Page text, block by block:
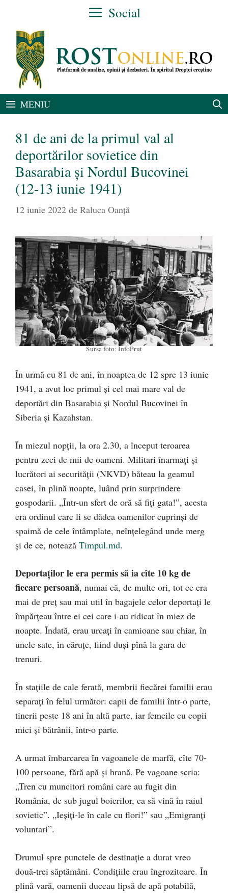
conținut
Social
MENIU
81 de ani de la primul val al
deportărilor sovietice din
Basarabia şi Nordul Bucovinei
(12-13 iunie 1941)
12 iunie 2022 de Raluca Oanță
Sursa foto: InfoPrut
În urmă cu 81 de ani, în noaptea de 12 spre 13 iunie
1941, a avut loc primul și cel mai mare val de
deportări din Basarabia şi Nordul Bucovinei în
Siberia şi Kazahstan.
În miezul nopții, la ora 2.30, a început teroarea
pentru zeci de mii de oameni. Militari înarmaţi şi
lucrători ai securităţii (NKVD) băteau la geamul
casei, în plină noapte, luând prin surprindere
gospodarii. „Într-un sfert de oră să fiţi gata!”, acesta
era ordinul care li se dădea oamenilor cuprinşi de
spaimă de cele întâmplate, neînţelegând unde merg
şi de ce, notează Timpul.md.
Deportaţilor le era permis să ia cîte 10 kg de
fiecare persoană, numai că, de multe ori, tot ce era
mai de preţ sau mai util în bagajele celor deportaţi le
împărţeau între ei cei care i-au ridicat în miez de
noapte. Îndată, erau urcaţi în camioane sau chiar, în
unele sate, în căruţe, fiind duşi pînă la gara de
trenuri.
În staţiile de cale ferată, membrii fiecărei familii erau
separaţi în felul următor: capii de familii într-o parte,
tinerii peste 18 ani în altă parte, iar femeile cu copii
mici şi bătrânii, într-o parte.
A urmat îmbarcarea în vagoanele de marfă, cîte 70-
100 persoane, fără apă şi hrană. Pe vagoane scria:
„Tren cu muncitori români care au fugit din
România, de sub jugul boierilor, ca să vină în raiul
sovietic”. „Ieşiţi-le în cale cu flori!” sau „Emigranţi
voluntari”.
Drumul spre punctele de destinaţie a durat vreo
două-trei săptămâni. Condiţiile erau îngrozitoare. În
plină vară, oamenii duceau lipsă de apă potabilă,